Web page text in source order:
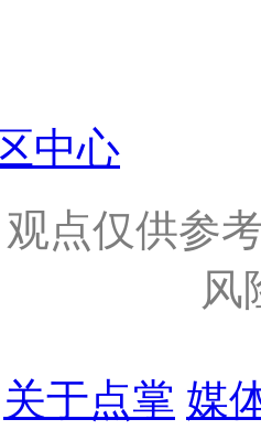
中心
点仅供参
风
关于点掌 媒